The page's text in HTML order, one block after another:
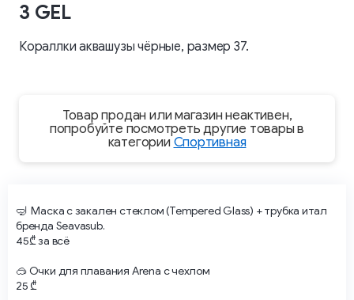
3 GEL
Кораллки аквашузы чёрные, размер 37.
Товар продан или магазин неактивен,
попробуйте посмотреть другие товары в
категории Спортивная
🤿 Маска с закален стеклом (Tempered Glass) + трубка итал
бренда Seavasub.
​45₾ за всё
​🥽 Очки для плавания Arena с чехлом
​25 ₾